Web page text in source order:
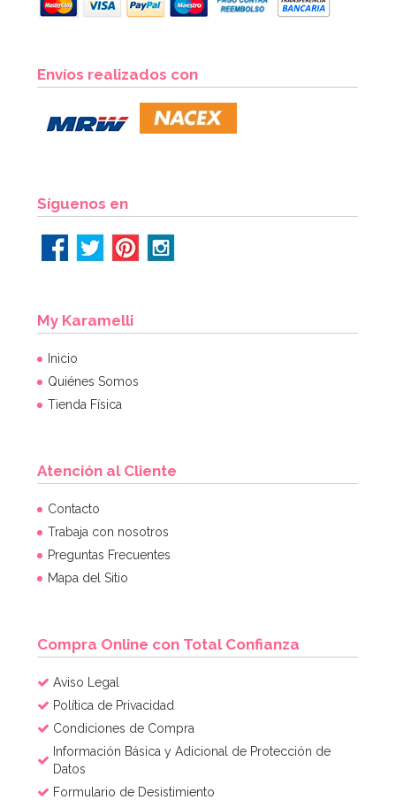
8,35€
Envíos realizados con
Síguenos en
My Karamelli
Inicio
Quiénes Somos
Tienda Física
Atención al Cliente
Contacto
Trabaja con nosotros
Preguntas Frecuentes
Mapa del Sitio
Compra Online con Total Confianza
Aviso Legal
Política de Privacidad
Condiciones de Compra
Información Básica y Adicional de Protección de
Datos
Formulario de Desistimiento